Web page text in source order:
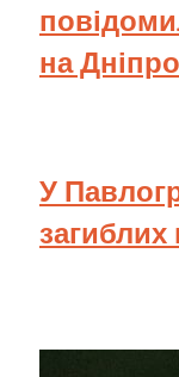
на
У
загиблих